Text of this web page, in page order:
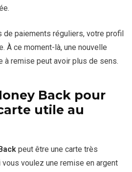
de paiements réguliers, votre profil
À ce moment-là, une nouvelle
à remise peut avoir plus de sens.
Back pour
utile au
peut être une carte très
vous voulez une remise en argent